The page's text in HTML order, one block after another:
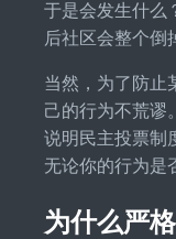
于是会发生什么
后社区会整个倒
当然，为了防止
己的行为不荒谬
说明民主投票制
无论你的行为是
为什么严